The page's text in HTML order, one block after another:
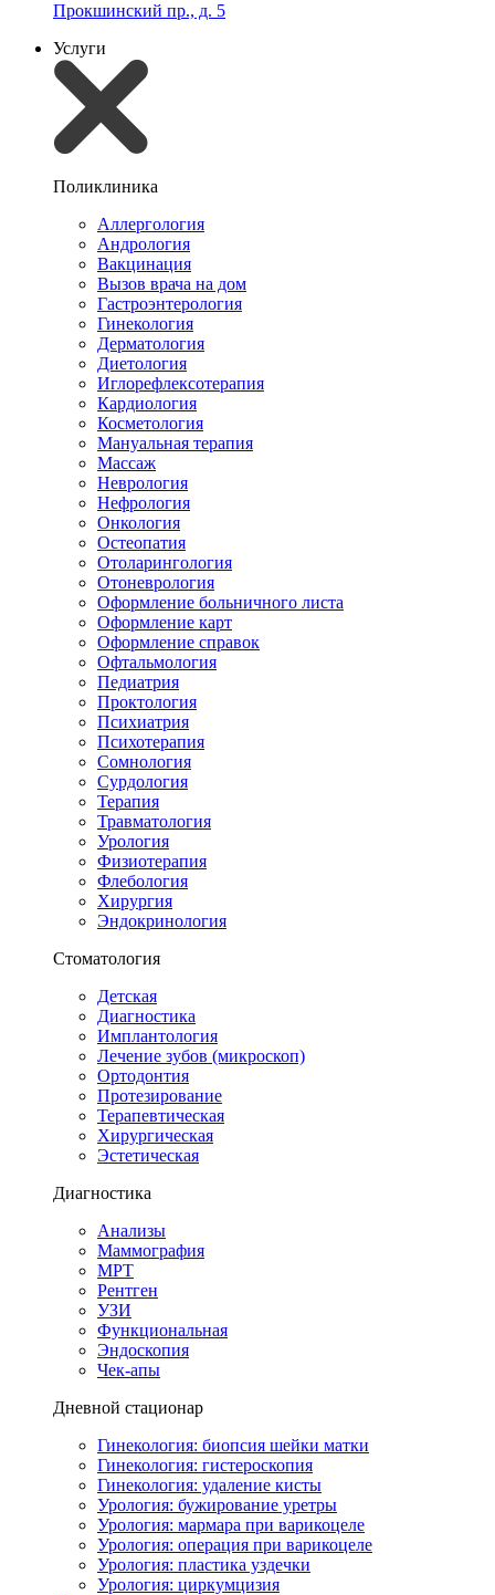
Прокшинский пр., д. 5
Услуги
Поликлиника
Аллергология
Андрология
Вакцинация
Вызов врача на дом
Гастроэнтерология
Гинекология
Дерматология
Диетология
Иглорефлексотерапия
Кардиология
Косметология
Мануальная терапия
Массаж
Неврология
Нефрология
Онкология
Остеопатия
Отоларингология
Отоневрология
Оформление больничного листа
Оформление карт
Оформление справок
Офтальмология
Педиатрия
Проктология
Психиатрия
Психотерапия
Сомнология
Сурдология
Терапия
Травматология
Урология
Физиотерапия
Флебология
Хирургия
Эндокринология
Стоматология
Детская
Диагностика
Имплантология
Лечение зубов (микроскоп)
Ортодонтия
Протезирование
Терапевтическая
Хирургическая
Эстетическая
Диагностика
Анализы
Маммография
МРТ
Рентген
УЗИ
Функциональная
Эндоскопия
Чек-апы
Дневной стационар
Гинекология: биопсия шейки матки
Гинекология: гистероскопия
Гинекология: удаление кисты
Урология: бужирование уретры
Урология: мармара при варикоцеле
Урология: операция при варикоцеле
Урология: пластика уздечки
Урология: циркумцизия